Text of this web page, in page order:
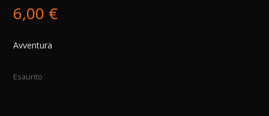
6,00 €
Avventura
Esaurito